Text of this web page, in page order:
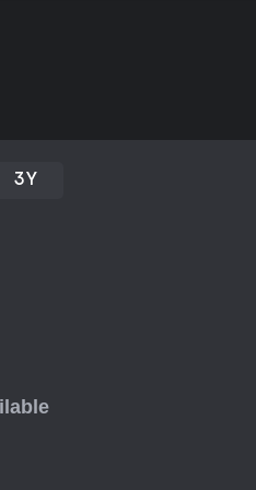
rabbia, offre un
per gruppi in
3Y